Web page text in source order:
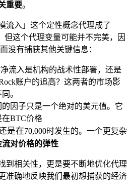
重要。
流入」这个定性概念代理成了
但这个代理变量可能并不完美，因
没有捕获其他关键信息：
净流入是机构的战术性部署，还是
账户的追高？这两者的市场影
。
的因子只是一个绝对的美元值。它
BTC价格
时发
生
的，
还是
在
是在70,000时发生的。一个更复杂
流对价格的弹性
到相关性，更是要不断地优化代理
准确地反映我们最初想捕获的经济